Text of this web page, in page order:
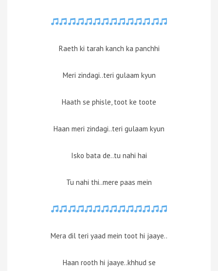
Raeth ki tarah kanch ka panchhi
Meri zindagi..teri gulaam kyun
Haath se phisle, toot ke toote
Haan meri zindagi..teri gulaam kyun
Isko bata de..tu nahi hai
Tu nahi thi..mere paas mein
Mera dil teri yaad mein toot hi jaaye..
Haan rooth hi jaaye..khhud se